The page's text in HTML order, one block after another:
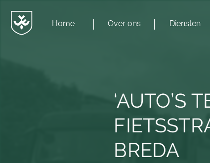
Menu
Home Over ons Diensten
‘AUTO’S
BREDA